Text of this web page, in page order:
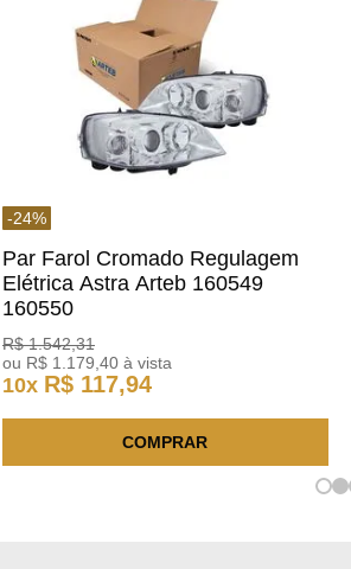
-24%
Par Farol Cromado Regulagem
Elétrica Astra Arteb 160549
160550
R$ 1.542,31
ou R$ 1 179 ,40 à vista
10x R$ 117,94
COMPRAR